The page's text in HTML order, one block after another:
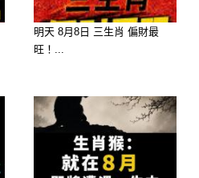
靜，視野就開」。
，元神便瞬間崩潰」
潔，財路就通」。他
翻看過去照片、在
明天 8月8日 三生肖 偏財最
旺！...